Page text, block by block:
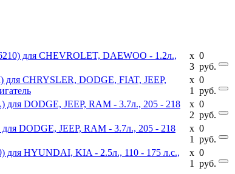
для CHEVROLET, DAEWOO - 1.2л.,
x
3
0
руб.
CHRYSLER, DODGE, FIAT, JEEP,
x
1
0
руб.
DODGE, JEEP, RAM - 3.7л., 205 - 218
x
2
0
руб.
DODGE, JEEP, RAM - 3.7л., 205 - 218
x
1
0
руб.
для HYUNDAI, KIA - 2.5л., 110 - 175 л.с.,
x
1
0
руб.